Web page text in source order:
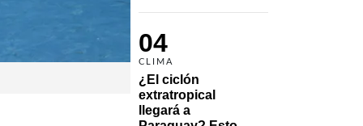
04
CLIMA
¿El ciclón
extratropical
llegará a